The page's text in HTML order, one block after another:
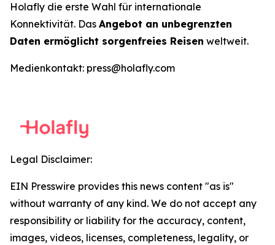
Holafly die erste Wahl für internationale
Konnektivität. Das Angebot an unbegrenzten
Daten ermöglicht sorgenfreies Reisen weltweit.
Medienkontakt: press@holafly.com
Legal Disclaimer:
EIN Presswire provides this news content "as is"
without warranty of any kind. We do not accept any
responsibility or liability for the accuracy, content,
images, videos, licenses, completeness, legality, or